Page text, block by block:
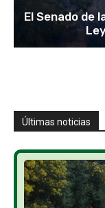
El Senado de
Últimas noticias